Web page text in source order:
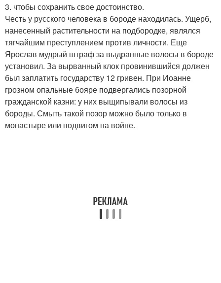
3. чтобы сохранить свое достоинство.
Честь у русского человека в бороде находилась. Ущерб,
нанесенный растительности на подбородке, являлся
тягчайшим преступлением против личности. Еще
Ярослав мудрый штраф за выдранные волосы в бороде
установил. За вырванный клок провинившийся должен
был заплатить государству 12 гривен. При Иоанне
грозном опальные бояре подвергались позорной
гражданской казни: у них выщипывали волосы из
бороды. Смыть такой позор можно было только в
монастыре или подвигом на войне.